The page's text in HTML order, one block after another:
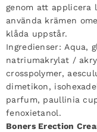
genom att applicera
använda krämen
klåda uppstår.
Ingredienser: Aqua,
natriumakrylat /
crosspolymer,
dimetikon,
parfum, paullinia
fenoxietanol.
Boners Erection